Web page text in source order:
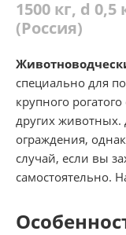
1500 кг, d
(Россия)
специально для
крупного
других
ограждения,
случай, если вы
самостоятельно.